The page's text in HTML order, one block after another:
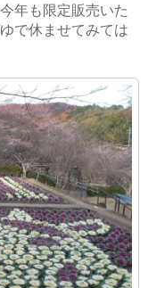
年も限定販売いた
で休ませてみては